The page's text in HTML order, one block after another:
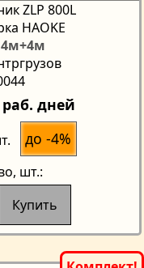
ZLP 800L
HAOKE
дней
до -4%
, шт.:
Купить